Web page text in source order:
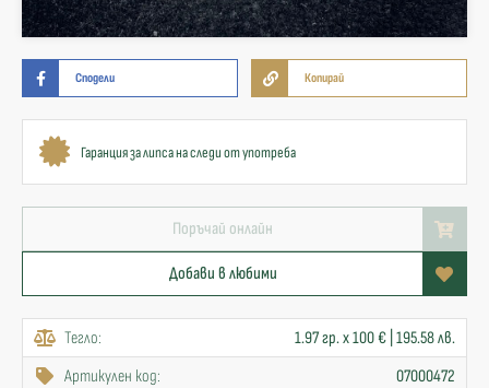
Сподели Копирай
Гаранция за липса на следи от употреба
Поръчай онлайн
Добави в любими
Тегло:
1.97 гр. x 100 € | 195.58 лв.
Артикулен код:
07000472